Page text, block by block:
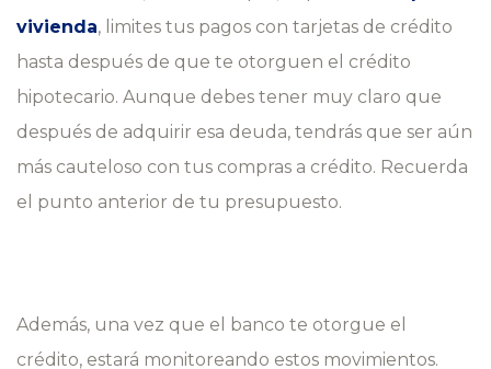
vivienda, limites tus pagos con tarjetas de crédito
hasta después de que te otorguen el crédito
hipotecario. Aunque debes tener muy claro que
después de adquirir esa deuda, tendrás que ser aún
más cauteloso con tus compras a crédito. Recuerda
el punto anterior de tu presupuesto.
Además, una vez que el banco te otorgue el
crédito, estará monitoreando estos movimientos.